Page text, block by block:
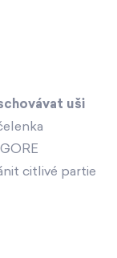
uši
citlivé partie